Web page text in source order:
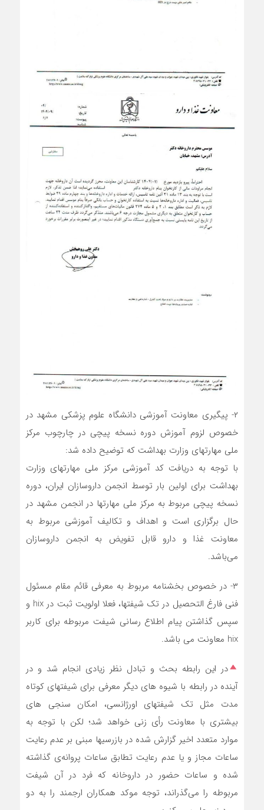
۲- پیگیری معاونت آموزشی دانشگاه علوم پزشکی مشهد در
خصوص لزوم آموزش دوره نسخه پیچی در چارچوب مرکز
ملی مهارتهای وزارت بهداشت که توضیح داده شد:
با توجه به دریافت کد آموزشی مرکز ملی مهارتهای وزارت
بهداشت برای اولین بار توسط انجمن داروسازان ایران، دوره
نسخه پیچی مربوط به مرکز ملی مهارتها در انجمن مشهد در
حال برگزاری است و اهداف و تکالیف آموزشی مربوط به
معاونت غذا و دارو قابل تفویض به انجمن داروسازان
می‌باشد.
۳- در خصوص بخشنامه مربوط به معرفی قائم مقام مسئول
فنی فارغ التحصیل در تک شیفتها، فعلا اولویت ثبت در hix و
سپس گذاشتن پیام اطلاع رسانی شیفت مربوطه برای کاربر
hix معاونت می باشد.
در این رابطه بحث و تبادل نظر زیادی انجام شد و در
آینده در رابطه با شیوه های دیگر معرفی برای شیفتهای کوتاه
مدت مثل تک شیفتهای اورژانسی، امکان سنجی های
بیشتری با معاونت رأی زنی خواهد شد؛ لکن با توجه به
موارد متعدد اخیر گزارش شده در بازرسیها مبنی بر عدم رعایت
ساعات مجاز و یا عدم رعایت تطابق ساعات پروانه‌ی گذاشته
شده و ساعات حضور در داروخانه که فرد در آن شیفت
مربوطه را می‌گذراند، توجه موکد همکاران ارجمند را به دو